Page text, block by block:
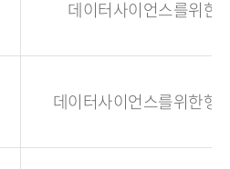
데이터사이언스를위한
데이터사이언스를위한행